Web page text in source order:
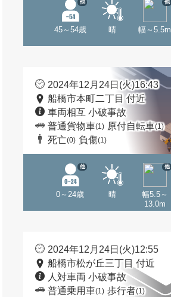
45～54歳
他
晴 幅～5.5m
他
2024年12月24日(火)16:43
船橋市本町二丁目 付近
車両相互 小破事故
普通貨物車(1) 原付自転車(1)
死亡(0) 負傷(1)
0～24歳
他
晴
幅5.5～
13.0m
他
2024年12月24日(火)12:55
船橋市松が丘三丁目 付近
人対車両 小破事故
普通乗用車(1) 歩行者(1)